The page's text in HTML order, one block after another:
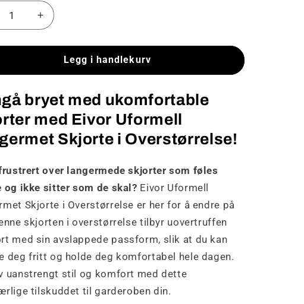
Øk
antallet
for
Eivor
-
langermet
skjorte
i
oversize
Legg i handlekurv
bryet med ukomfortable
med Eivor Uformell
Skjorte i Overstørrelse!
over langermede skjorter som føles
og ikke sitter som de skal? Eivor Uformell
Skjorte i Overstørrelse er her for å endre på
skjorten i overstørrelse tilbyr uovertruffen
med sin avslappede passform, slik at du kan
deg fritt og holde deg komfortabel hele dagen.
uanstrengt stil og komfort med dette
tilskuddet til garderoben din.